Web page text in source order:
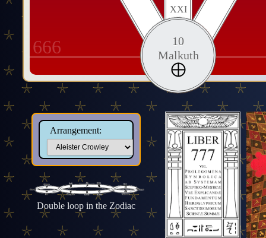
666
XXI
10
Malkuth
Arrangement:
Double loop in the Zodiac